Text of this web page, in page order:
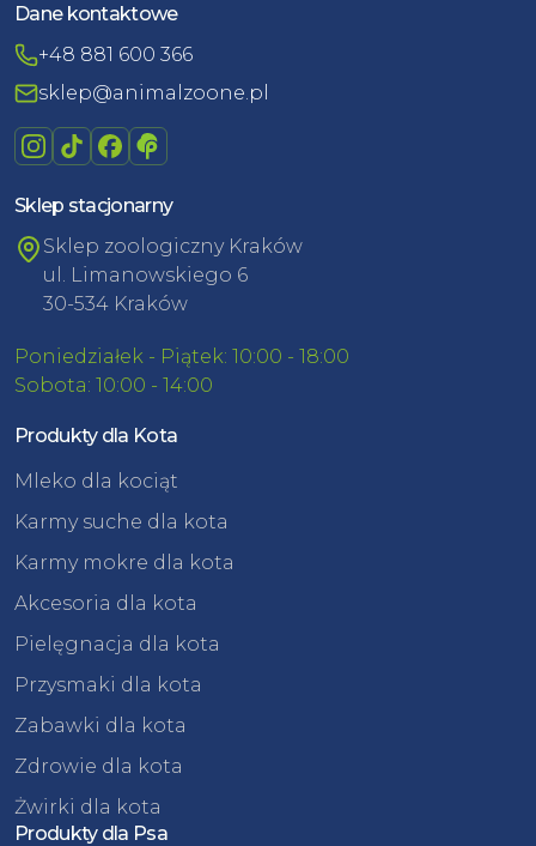
Dane kontaktowe
+48 881 600 366
sklep@animalzoone.pl
Sklep stacjonarny
Sklep zoologiczny Kraków
ul. Limanowskiego 6
30-534 Kraków
Poniedziałek - Piątek: 10:00 - 18:00
Sobota: 10:00 - 14:00
Produkty dla Kota
Mleko dla kociąt
Karmy suche dla kota
Karmy mokre dla kota
Akcesoria dla kota
Pielęgnacja dla kota
Przysmaki dla kota
Zabawki dla kota
Zdrowie dla kota
Żwirki dla kota
Produkty dla Psa